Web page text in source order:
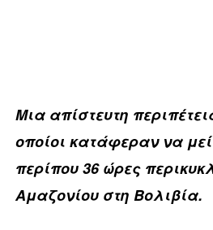
Μια απίστευτη
οποίοι κατάφεραν να
περίπου 36 ώρες
Αμαζονίου στη Βολιβία.